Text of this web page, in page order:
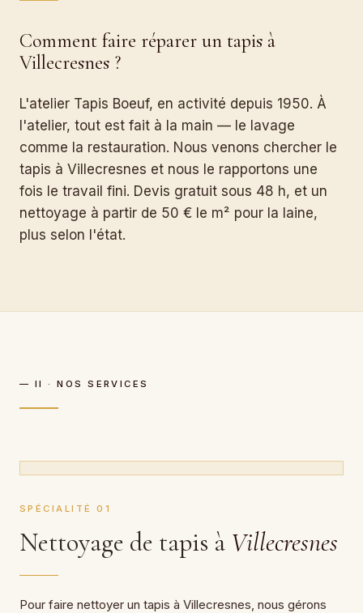
Comment faire réparer un tapis à
Villecresnes ?
L'atelier Tapis Boeuf, en activité depuis 1950. À
l'atelier, tout est fait à la main — le lavage
comme la restauration. Nous venons chercher le
tapis à Villecresnes et nous le rapportons une
fois le travail fini. Devis gratuit sous 48 h, et un
nettoyage à partir de 50 € le m² pour la laine,
plus selon l'état.
— II · NOS SERVICES
SPÉCIALITÉ 01
Nettoyage de tapis à Villecresnes
Pour faire nettoyer un tapis à Villecresnes, nous gérons